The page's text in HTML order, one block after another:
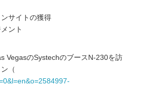
サイトの獲得
ント
VegasのSystechのブースN-230を訪
（